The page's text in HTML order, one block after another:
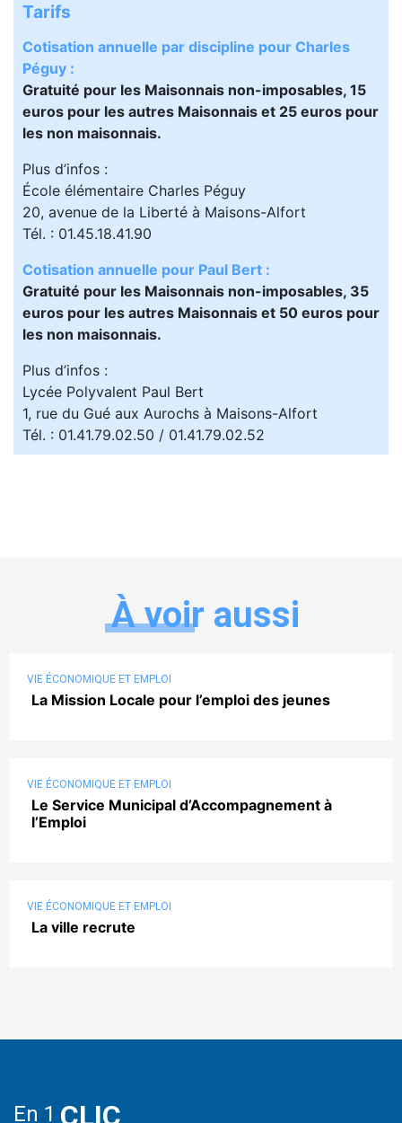
Tarifs
Cotisation annuelle par discipline pour Charles
Péguy :
Gratuité pour les Maisonnais non-imposables, 15
euros pour les autres Maisonnais et 25 euros pour
les non maisonnais.
Plus d’infos :
École élémentaire Charles Péguy
20, avenue de la Liberté à Maisons-Alfort
Tél. : 01.45.18.41.90
Cotisation annuelle pour Paul Bert :
Gratuité pour les Maisonnais non-imposables, 35
euros pour les autres Maisonnais et 50 euros pour
les non maisonnais.
Plus d’infos :
Lycée Polyvalent Paul Bert
1, rue du Gué aux Aurochs à Maisons-Alfort
Tél. : 01.41.79.02.50 / 01.41.79.02.52
À voir aussi
VIE ÉCONOMIQUE ET EMPLOI
La Mission Locale pour l’emploi des jeunes
VIE ÉCONOMIQUE ET EMPLOI
Le Service Municipal d’Accompagnement à
l’Emploi
VIE ÉCONOMIQUE ET EMPLOI
La ville recrute
En 1 CLIC